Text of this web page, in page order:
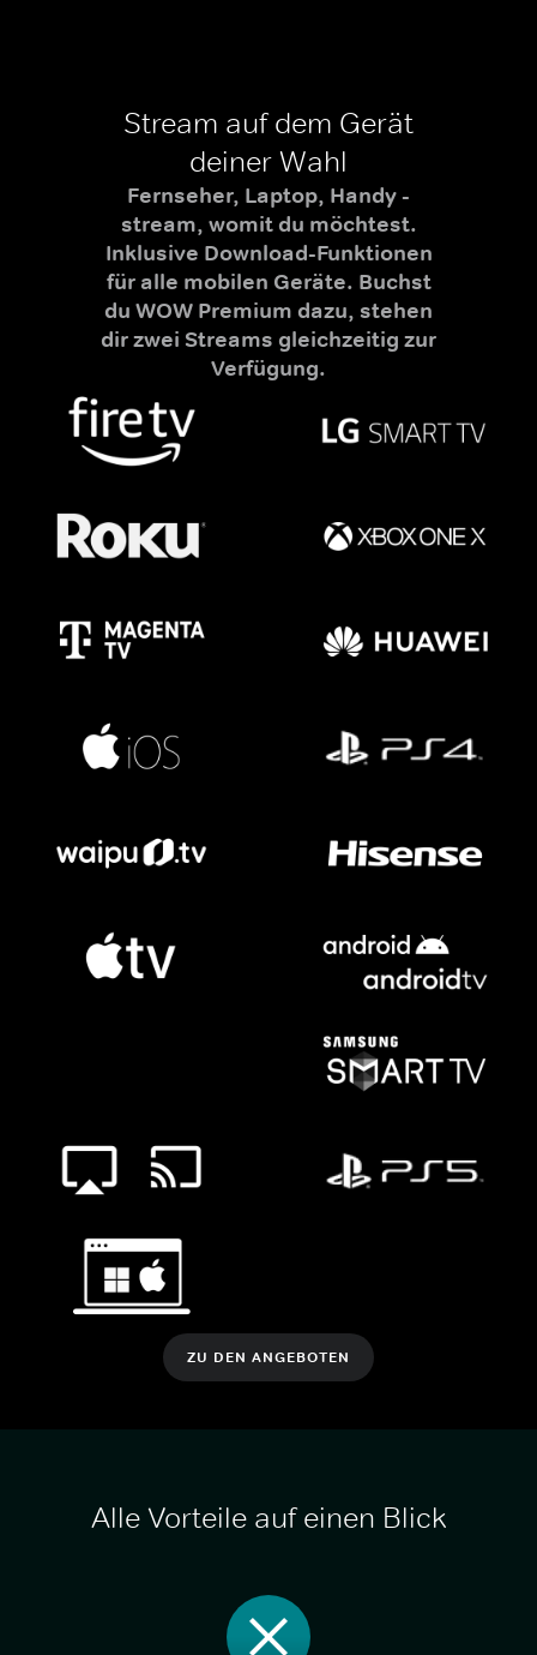
Stream auf dem Gerät
deiner Wahl
Fernseher, Laptop, Handy -
stream, womit du möchtest.
Inklusive Download-Funktionen
für alle mobilen Geräte. Buchst
du WOW Premium dazu, stehen
dir zwei Streams gleichzeitig zur
Verfügung.
ZU DEN ANGEBOTEN
Alle Vorteile auf einen Blick